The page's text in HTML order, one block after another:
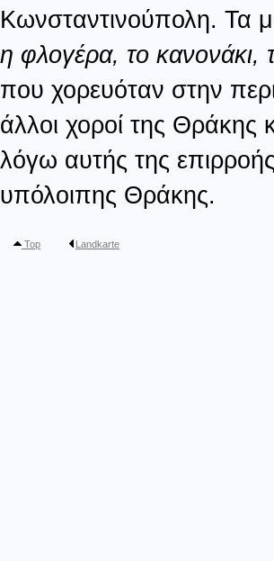
Κωνσταντινούπολη. Τα
η φλογέρα, το κανονάκι,
που χορευόταν στην
άλλοι χοροί της Θράκης
λόγω αυτής της
υπόλοιπης Θράκης.
Top Landkarte